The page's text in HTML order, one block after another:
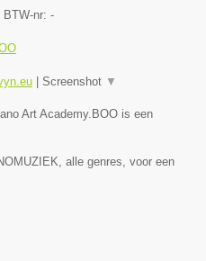
BTW-nr: -
Screenshot ▼
Art Academy.BOO is een
alle genres, voor een